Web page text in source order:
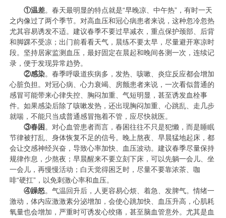
①温差。春天最明显的特点就是“早晚凉、中午热”，有时一天
之内像过了两个季节。对高血压和冠心病患者来说，这种忽冷忽热
尤其容易诱发不适。建议春季不要过早减衣，重点保护颈部、后背
和脚踝不受凉；出门前看看天气，晨练不要太早，尽量避开寒凉时
段。坚持居家监测血压，最好固定在晨起和晚间各测一次，连续记
录，便于发现异常趋势。
②感染。春季呼吸道疾病多，发热、咳嗽、炎症反应都会增加
心脏负担。对冠心病、心力衰竭、房颤患者来说，一次看似普通的
感冒可能带来心律失控、胸闷加重、气短明显，甚至诱发血栓事
件。如果感染后除了咳嗽发热，还出现胸闷加重、心跳乱、走几步
就喘，不能只当成普通感冒拖着不管，应尽快就医。
③春困 。对心血管患者而言，春困往往不只是犯懒，而是睡眠
节律被打乱、身体恢复不足的信号。晚上熬夜、早晨猛地起床，都
会让交感神经兴奋，导致心率加快、血压波动。建议春季尽量保持
规律作息，少熬夜；早晨醒来不要立刻下床，可以先躺一会儿、坐
一会儿，再慢慢活动；白天觉得困乏时，尽量不要靠浓茶、咖
啡“硬扛”，以免刺激心率和血压。
④躁怒。气温回升后，人更容易心烦、着急、发脾气。情绪一
激动，体内应激激素分泌增加，会使心跳加快、血压升高，心肌耗
氧量也会增加，严重时可诱发心绞痛，甚至脑血管意外。尤其是血